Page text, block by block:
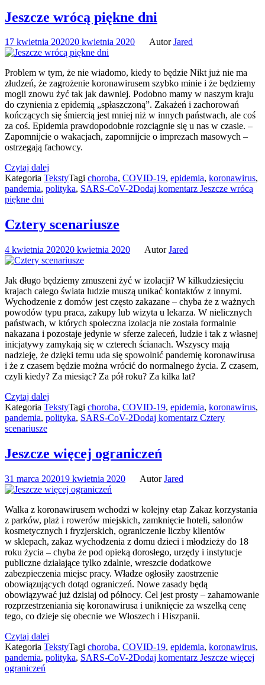
Jeszcze wrócą piękne dni
17 kwietnia 202020 kwietnia 2020 AutorJared
Problem w tym, że nie wiadomo, kiedy to będzie Nikt już nie ma
złudzeń, że zagrożenie koronawirusem szybko minie i że będziemy
mogli znowu żyć tak jak dawniej. Podobno mamy w naszym kraju
do czynienia z epidemią „spłaszczoną”. Zakażeń i zachorowań
kończących się śmiercią jest mniej niż w innych państwach, ale coś
za coś. Epidemia prawdopodobnie rozciągnie się u nas w czasie. –
Zapomnijcie o wakacjach, zapomnijcie o imprezach masowych –
ostrzegają fachowcy.
Czytaj dalej
Kategoria TekstyTagi choroba, COVID-19, epidemia, koronawirus,
pandemia, polityka, SARS-CoV-2Dodaj komentarz Jeszcze wrócą
piękne dni
Cztery scenariusze
4 kwietnia 202020 kwietnia 2020 AutorJared
Jak długo będziemy zmuszeni żyć w izolacji? W kilkudziesięciu
krajach całego świata ludzie muszą unikać kontaktów z innymi.
Wychodzenie z domów jest często zakazane – chyba że z ważnych
powodów typu praca, zakupy lub wizyta u lekarza. W nielicznych
państwach, w których społeczna izolacja nie została formalnie
nakazana i pozostaje jedynie w sferze zaleceń, ludzie i tak z własnej
inicjatywy zamykają się w czterech ścianach. Wszyscy mają
nadzieję, że dzięki temu uda się spowolnić pandemię koronawirusa
i że z czasem będzie można wrócić do normalnego życia. Z czasem,
czyli kiedy? Za miesiąc? Za pół roku? Za kilka lat?
Czytaj dalej
Kategoria TekstyTagi choroba, COVID-19, epidemia, koronawirus,
pandemia, polityka, SARS-CoV-2Dodaj komentarz Cztery
scenariusze
Jeszcze więcej ograniczeń
31 marca 202019 kwietnia 2020 AutorJared
Walka z koronawirusem wchodzi w kolejny etap Zakaz korzystania
z parków, plaż i rowerów miejskich, zamknięcie hoteli, salonów
kosmetycznych i fryzjerskich, ograniczenie liczby klientów
w sklepach, zakaz wychodzenia z domu dzieci i młodzieży do 18
roku życia – chyba że pod opieką dorosłego, urzędy i instytucje
publiczne działające tylko zdalnie, wreszcie dodatkowe
zabezpieczenia miejsc pracy. Władze ogłosiły zaostrzenie
obowiązujących dotąd ograniczeń. Nowe zasady będą
obowiązywać już dzisiaj od północy. Cel jest prosty – zahamowanie
rozprzestrzeniania się koronawirusa i uniknięcie za wszelką cenę
tego, co dzieje się obecnie we Włoszech i Hiszpanii.
Czytaj dalej
Kategoria TekstyTagi choroba, COVID-19, epidemia, koronawirus,
pandemia, polityka, SARS-CoV-2Dodaj komentarz Jeszcze więcej
ograniczeń